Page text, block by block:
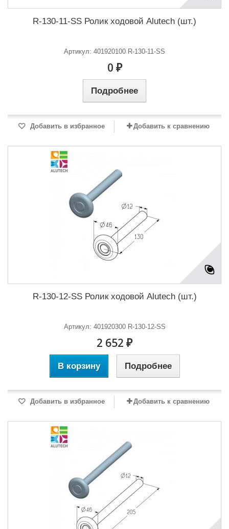
R-130-11-SS Ролик ходовой Alutech (шт.)
Артикул: 401920100 R-130-11-SS
0 ₽
Подробнее
Добавить в избранное Добавить к сравнению
R-130-12-SS Ролик ходовой Alutech (шт.)
Артикул: 401920300 R-130-12-SS
2 652 ₽
В корзину Подробнее
Добавить в избранное Добавить к сравнению